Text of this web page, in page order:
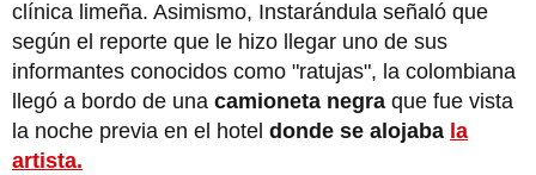
clínica limeña. Asimismo, Instarándula señaló que
según el reporte que le hizo llegar uno de sus
informantes conocidos como "ratujas", la colombiana
llegó a bordo de una camioneta negra que fue vista
la noche previa en el hotel donde se alojaba la
artista.